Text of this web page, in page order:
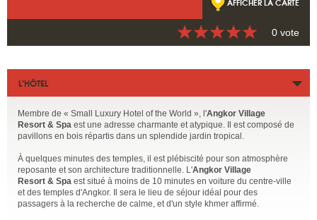
0 vote
L’HÔTEL
Membre de « Small Luxury Hotel of the World », l'Angkor Village
Resort & Spa est une adresse charmante et atypique. Il est composé de
pavillons en bois répartis dans un splendide jardin tropical.
À quelques minutes des temples, il est plébiscité pour son atmosphère
reposante et son architecture traditionnelle. L'Angkor Village
Resort & Spa est situé à moins de 10 minutes en voiture du centre-ville
et des temples d'Angkor. Il sera le lieu de séjour idéal pour des
passagers à la recherche de calme, et d'un style khmer affirmé.